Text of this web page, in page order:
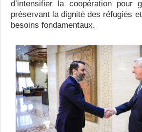
d’intensifier la coopération pour
préservant la dignité des réfugiés
besoins fondamentaux.